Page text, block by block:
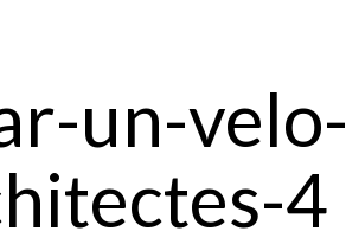
un-velo-
4